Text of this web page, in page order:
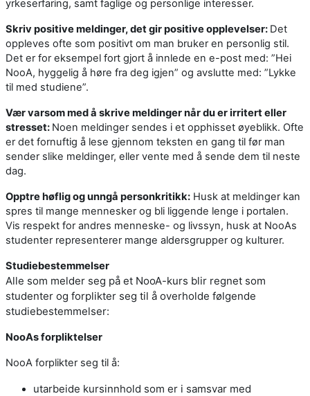
yrkeserfaring, samt faglige og personlige interesser.
Skriv positive meldinger, det gir positive opplevelser: Det
oppleves ofte som positivt om man bruker en personlig stil.
Det er for eksempel fort gjort å innlede en e-post med: ”Hei
NooA, hyggelig å høre fra deg igjen” og avslutte med: ”Lykke
til med studiene”.
Vær varsom med å skrive meldinger når du er irritert eller
stresset: Noen meldinger sendes i et opphisset øyeblikk. Ofte
er det fornuftig å lese gjennom teksten en gang til før man
sender slike meldinger, eller vente med å sende dem til neste
dag.
Opptre høflig og unngå personkritikk: Husk at meldinger kan
spres til mange mennesker og bli liggende lenge i portalen.
Vis respekt for andres menneske- og livssyn, husk at NooAs
studenter representerer mange aldersgrupper og kulturer.
Studiebestemmelser
Alle som melder seg på et NooA-kurs blir regnet som
studenter og forplikter seg til å overholde følgende
studiebestemmelser:
NooAs forpliktelser
NooA forplikter seg til å:
utarbeide kursinnhold som er i samsvar med